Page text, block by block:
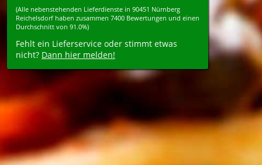
(Alle nebenstehenden Lieferdienste in 90451 Nürnberg
Reichelsdorf haben zusammen 7400 Bewertungen und einen
Durchschnitt von 91.0%)
Fehlt ein Lieferservice oder stimmt etwas
nicht? Dann hier melden!